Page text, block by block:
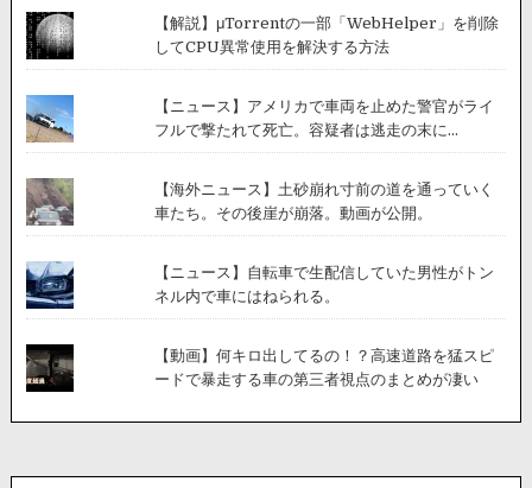
【解説】μTorrentの一部「WebHelper」を削除
してCPU異常使用を解決する方法
【ニュース】アメリカで車両を止めた警官がライ
フルで撃たれて死亡。容疑者は逃走の末に...
【海外ニュース】土砂崩れ寸前の道を通っていく
車たち。その後崖が崩落。動画が公開。
【ニュース】自転車で生配信していた男性がトン
ネル内で車にはねられる。
【動画】何キロ出してるの！？高速道路を猛スピ
ードで暴走する車の第三者視点のまとめが凄い